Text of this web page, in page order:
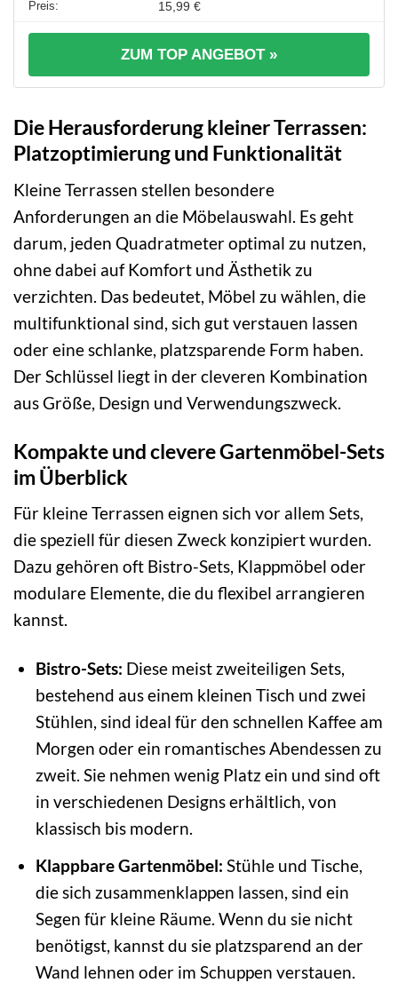
15,99 €
ZUM TOP ANGEBOT »
Die Herausforderung kleiner Terrassen:
Platzoptimierung und Funktionalität
Kleine Terrassen stellen besondere
Anforderungen an die Möbelauswahl. Es geht
darum, jeden Quadratmeter optimal zu nutzen,
ohne dabei auf Komfort und Ästhetik zu
verzichten. Das bedeutet, Möbel zu wählen, die
multifunktional sind, sich gut verstauen lassen
oder eine schlanke, platzsparende Form haben.
Der Schlüssel liegt in der cleveren Kombination
aus Größe, Design und Verwendungszweck.
Kompakte und clevere Gartenmöbel-Sets
im Überblick
Für kleine Terrassen eignen sich vor allem Sets,
die speziell für diesen Zweck konzipiert wurden.
Dazu gehören oft Bistro-Sets, Klappmöbel oder
modulare Elemente, die du flexibel arrangieren
kannst.
Bistro-Sets: Diese meist zweiteiligen Sets,
bestehend aus einem kleinen Tisch und zwei
Stühlen, sind ideal für den schnellen Kaffee am
Morgen oder ein romantisches Abendessen zu
zweit. Sie nehmen wenig Platz ein und sind oft
in verschiedenen Designs erhältlich, von
klassisch bis modern.
Klappbare Gartenmöbel: Stühle und Tische,
die sich zusammenklappen lassen, sind ein
Segen für kleine Räume. Wenn du sie nicht
benötigst, kannst du sie platzsparend an der
Wand lehnen oder im Schuppen verstauen.